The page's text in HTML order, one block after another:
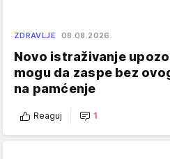
ZDRAVLJE 08.08.2026.
Novo istraživanje
mogu da zaspe bez
na pamćenje
Reaguj 1